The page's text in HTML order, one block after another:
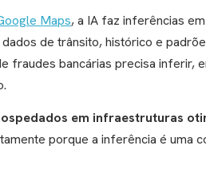
Maps, a IA faz inferências
de trânsito, histórico e
fraudes bancárias precisa inferir,
em infraestruturas
porque a inferência é uma